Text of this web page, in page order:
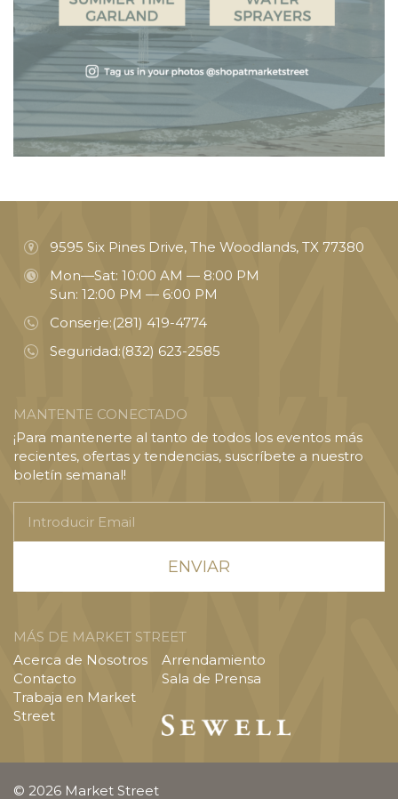
9595 Six Pines Drive, The Woodlands, TX 77380
Mon—Sat: 10:00 AM — 8:00 PM
Sun: 12:00 PM — 6:00 PM
Conserje:(281) 419-4774
Seguridad:(832) 623-2585
MANTENTE CONECTADO
¡Para mantenerte al tanto de todos los eventos más
recientes, ofertas y tendencias, suscríbete a nuestro
boletín semanal!
Email
MÁS DE MARKET STREET
Acerca de Nosotros
Contacto
Trabaja en Market
Street
Arrendamiento
Sala de Prensa
© 2026 Market Street